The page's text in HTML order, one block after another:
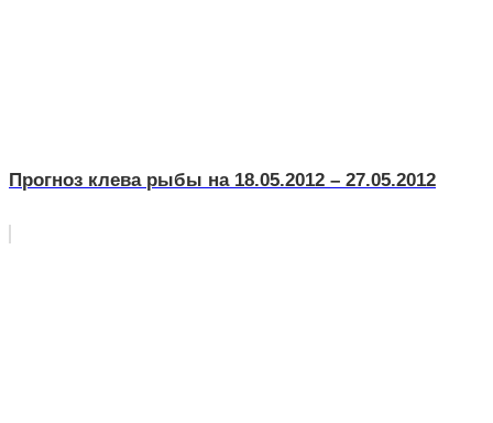
Прогноз клева рыбы на 18.05.2012 – 27.05.2012